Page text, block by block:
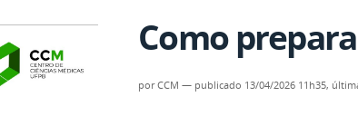
Como
porCCM — publicado 13/04/2026 11h35,